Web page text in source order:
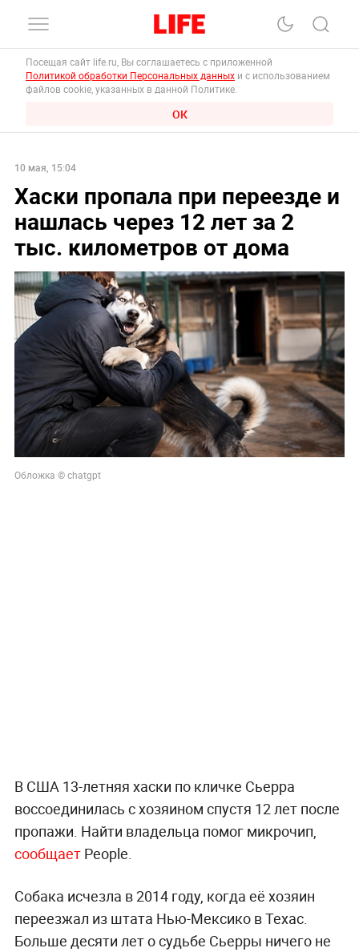
Посещая сайт life.ru, Вы соглашаетесь с приложенной
Политикой обработки Персональных данных и с использованием
файлов cookie, указанных в данной Политике.
ОК
10 мая, 15:04
Хаски пропала при переезде и
нашлась через 12 лет за 2
тыс. километров от дома
Обложка © chatgpt
В США 13-летняя хаски по кличке Сьерра
воссоединилась с хозяином спустя 12 лет после
пропажи. Найти владельца помог микрочип,
сообщаетPeople.
Собака исчезла в 2014 году, когда её хозяин
переезжал из штата Нью-Мексико в Техас.
Больше десяти лет о судьбе Сьерры ничего не